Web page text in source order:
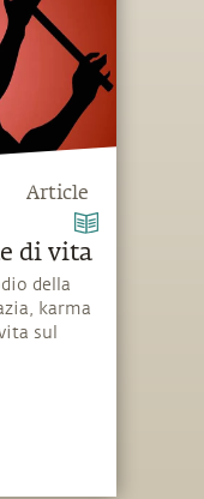
Article
di vita
della
karma
sul